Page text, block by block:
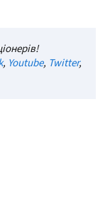
, Youtube, Twitter,